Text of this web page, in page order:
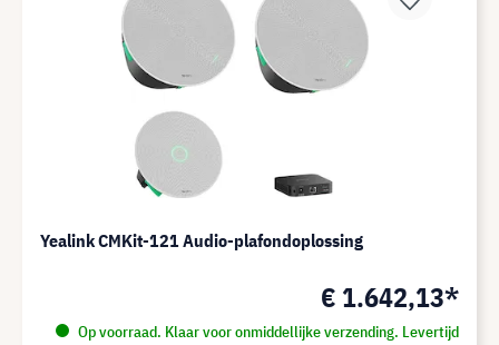
Yealink CMKit-121 Audio-plafondoplossing
€ 1.642,13*
Op voorraad. Klaar voor onmiddellijke verzending. Levertijd